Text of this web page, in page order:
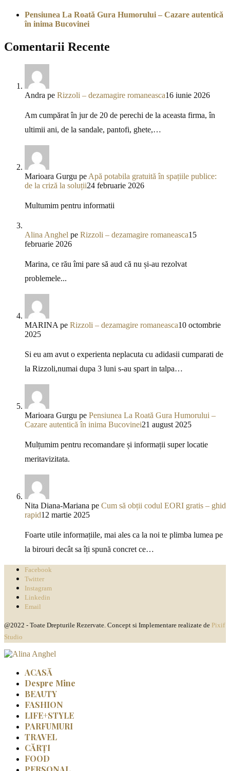
Pensiunea La Roată Gura Humorului – Cazare autentică
în inima Bucovinei
Comentarii Recente
Andra pe Rizzoli – dezamagire romaneasca16 iunie 2026
Am cumpărat în jur de 20 de perechi de la aceasta firma, în
ultimii ani, de la sandale, pantofi, ghete,…
Marioara Gurgu pe Apă potabila gratuită în spațiile publice:
de la criză la soluții24 februarie 2026
Multumim pentru informatii
Alina Anghel pe Rizzoli – dezamagire romaneasca15
februarie 2026
Marina, ce rău îmi pare să aud că nu și-au rezolvat
problemele...
MARINA pe Rizzoli – dezamagire romaneasca10 octombrie
2025
Si eu am avut o experienta neplacuta cu adidasii cumparati de
la Rizzoli,numai dupa 3 luni s-au spart in talpa…
Marioara Gurgu pe Pensiunea La Roată Gura Humorului –
Cazare autentică în inima Bucovinei21 august 2025
Mulțumim pentru recomandare și informații super locatie
meritavizitata.
Nita Diana-Mariana pe Cum să obții codul EORI gratis – ghid
rapid12 martie 2025
Foarte utile informațiile, mai ales ca la noi te plimba lumea pe
la birouri decât sa îți spună concret ce…
Facebook
Twitter
Instagram
Linkedin
Email
@2022 - Toate Drepturile Rezervate. Concept si Implementare realizate de Pixif
Studio
ACASĂ
Despre Mine
BEAUTY
FASHION
LIFE+STYLE
PARFUMURI
TRAVEL
CĂRȚI
FOOD